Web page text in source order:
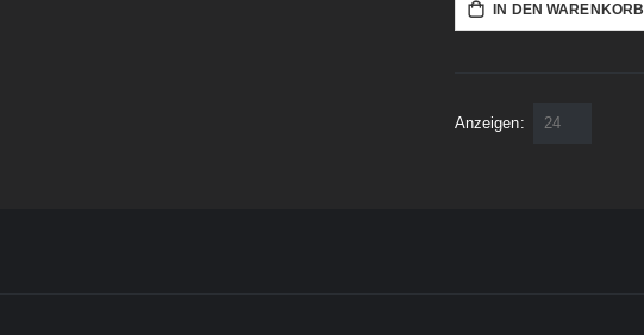
IN DEN WARENKORB
Anzeigen